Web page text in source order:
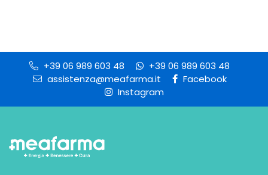
+39 06 989 603 48
+39 06 989 603 48
assistenza@meafarma.it
Facebook
Instagram